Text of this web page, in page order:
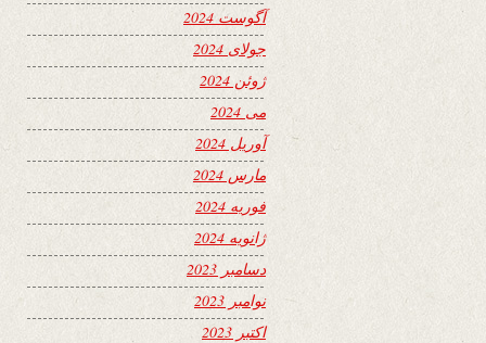
آگوست 2024
جولای 2024
ژوئن 2024
می 2024
آوریل 2024
مارس 2024
فوریه 2024
ژانویه 2024
دسامبر 2023
نوامبر 2023
اکتبر 2023